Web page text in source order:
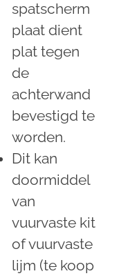
spatscherm
plaat dient
plat tegen
de
achterwand
bevestigd te
worden.
Dit kan
doormiddel
van
vuurvaste kit
of vuurvaste
lijm (te koop